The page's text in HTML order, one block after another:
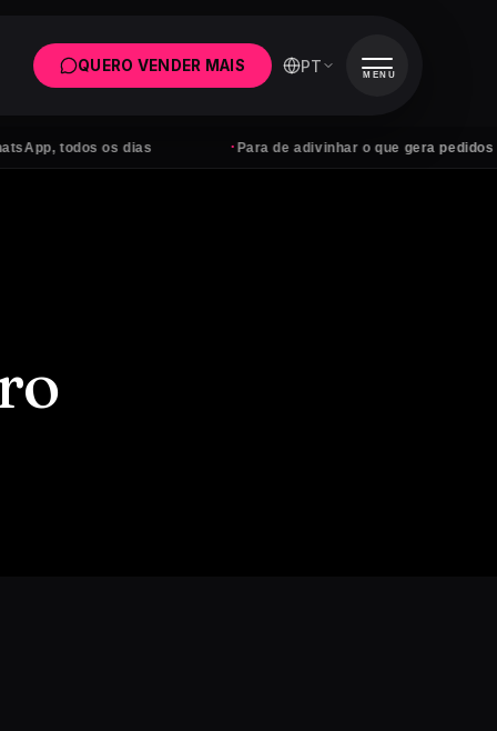
todos os dias Para de adivinhar o que gera pedidos
QUERO VENDER MAIS PT MENU